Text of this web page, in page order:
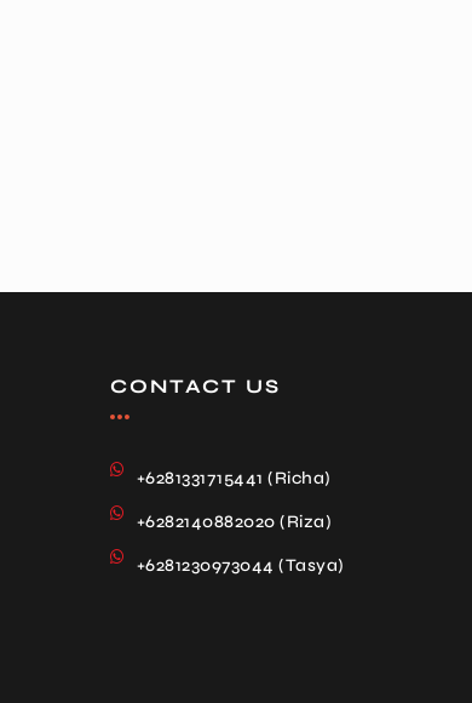
CONTACT US
+6281331715441 (Richa)
+6282140882020 (Riza)
+6281230973044 (Tasya)